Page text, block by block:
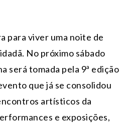
para viver uma noite de
No próximo sábado
será tomada pela 9ª edição
que já se consolidou
artísticos da
e exposições,